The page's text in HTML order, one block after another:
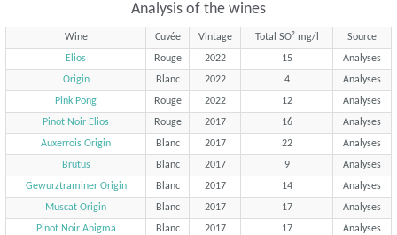
Analysis of the wines
Wine Cuvée Vintage Total SO² mg/l
Source
Elios
Rouge 2022 15
Analyses
Origin
Blanc 2022 4
Analyses
Pink Pong
Rouge 2022 12
Analyses
Pinot Noir Elios
Rouge 2017 16
Analyses
Auxerrois Origin
Blanc 2017 22
Analyses
Brutus
Blanc 2017 9
Analyses
Gewurztraminer Origin
Blanc 2017 14
Analyses
Muscat Origin
Blanc 2017 17
Analyses
Pinot Noir Anigma
Blanc 2017 17
Analyses